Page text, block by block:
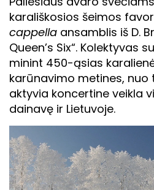
karališkosios šeimos
cappella ansamblis iš D.
Queen’s Six“. Kolektyvas
minint 450-ąsias
karūnavimo metines, nuo
aktyvia koncertine veikla
dainavę ir Lietuvoje.